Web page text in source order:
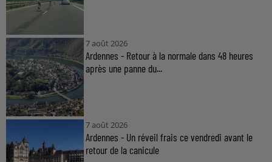
7 août 2026
Ardennes - Retour à la normale dans 48 heures
après une panne du...
7 août 2026
Ardennes - Un réveil frais ce vendredi avant le
retour de la canicule